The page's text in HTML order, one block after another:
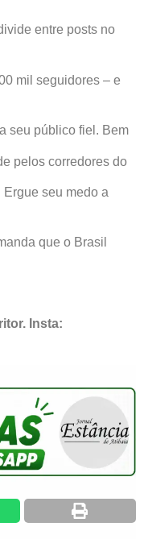
entre posts no
mil seguidores – e
seu público fiel. Bem
pelos corredores do
seu medo a
que o Brasil
Insta: